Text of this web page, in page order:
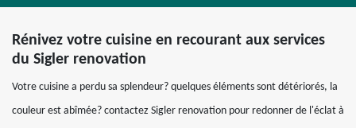
Rénivez votre cuisine en recourant aux services
du Sigler renovation
Votre cuisine a perdu sa splendeur? quelques éléments sont détériorés, la
couleur est abîmée? contactez Sigler renovation pour redonner de l'éclat à